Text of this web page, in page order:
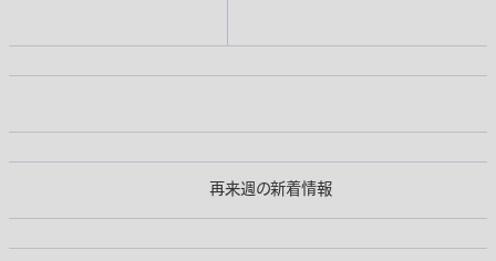
再来週の新着情報